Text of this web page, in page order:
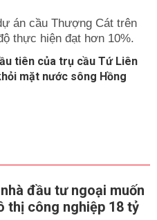
án cầu Thượng Cát trên
thực hiện đạt hơn 10%.
tiên của trụ cầu Tứ Liên
mặt nước sông Hồng
đầu tư ngoại muốn
thị công nghiệp 18 tỷ